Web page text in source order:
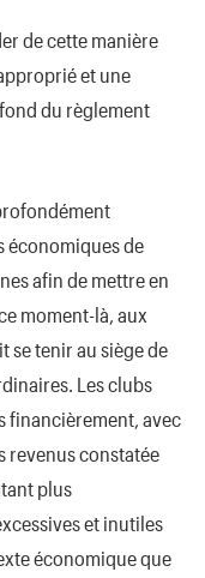
de cette manière
et une
du règlement
économiques de
afin de mettre en
moment-là, aux
se tenir au siège de
Les clubs
financièrement, avec
revenus constatée
plus
et inutiles
économique que